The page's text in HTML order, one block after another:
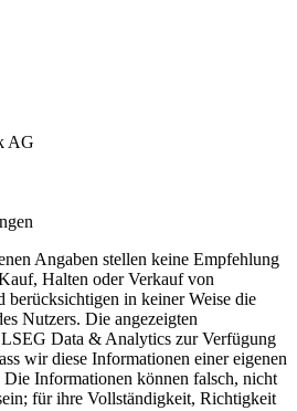
AG
Angaben stellen keine Empfehlung
Halten oder Verkauf von
berücksichtigen in keiner Weise die
Nutzers. Die angezeigten
Data & Analytics zur Verfügung
wir diese Informationen einer eigenen
Die Informationen können falsch, nicht
für ihre Vollständigkeit, Richtigkeit